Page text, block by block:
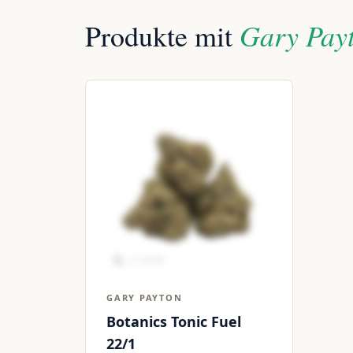
Produkte mit Gary
GARY PAYTON
Botanics Tonic Fuel
22/1